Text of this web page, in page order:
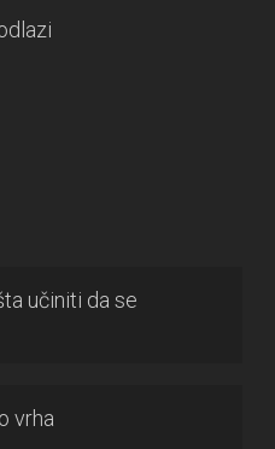
učiniti da se
vrha